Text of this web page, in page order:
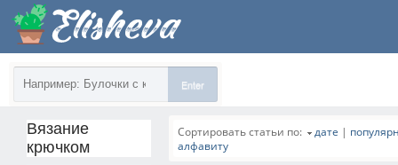
Enter
Вязание
крючком
Сортировать статьи по: дате |
алфавиту